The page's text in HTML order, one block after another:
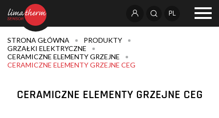
PL
STRONA GŁÓWNA
PRODUKTY
GRZAŁKI ELEKTRYCZNE
CERAMICZNE ELEMENTY GRZEJNE
CERAMICZNE ELEMENTY GRZEJNE CEG
CERAMICZNE ELEMENTY GRZEJNE CEG